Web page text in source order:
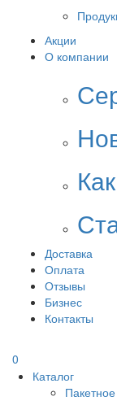
Акции
О компании
Доставка
Оплата
Отзывы
Бизнес
Контакты
0
Каталог